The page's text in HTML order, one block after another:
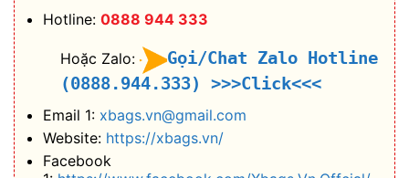
Hotline: 0888 944 333
Hoặc Zalo:
Gọi/Chat Zalo Hotline
(0888.944.333)
>>>Click<<<
Email 1: xbags.vn@gmail.com
Website: https://xbags.vn/
Facebook